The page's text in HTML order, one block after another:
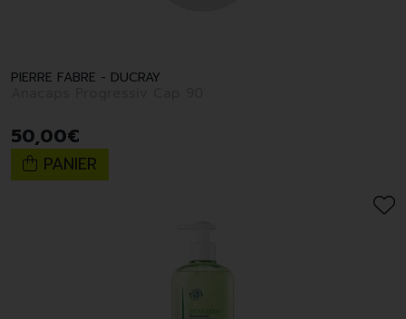
PIERRE FABRE - DUCRAY
50,00€
PANIER